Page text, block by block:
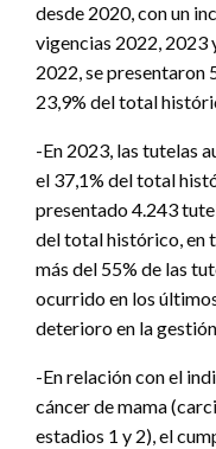
desde 2020, con un
vigencias 2022, 2023
2022, se presentaron
23,9% del total
-En 2023, las tutelas
el 37,1% del total
presentado 4.243
del total histórico, en
más del 55% de las
ocurrido en los
deterioro en la
-En relación con el
cáncer de mama
estadios 1 y 2), el